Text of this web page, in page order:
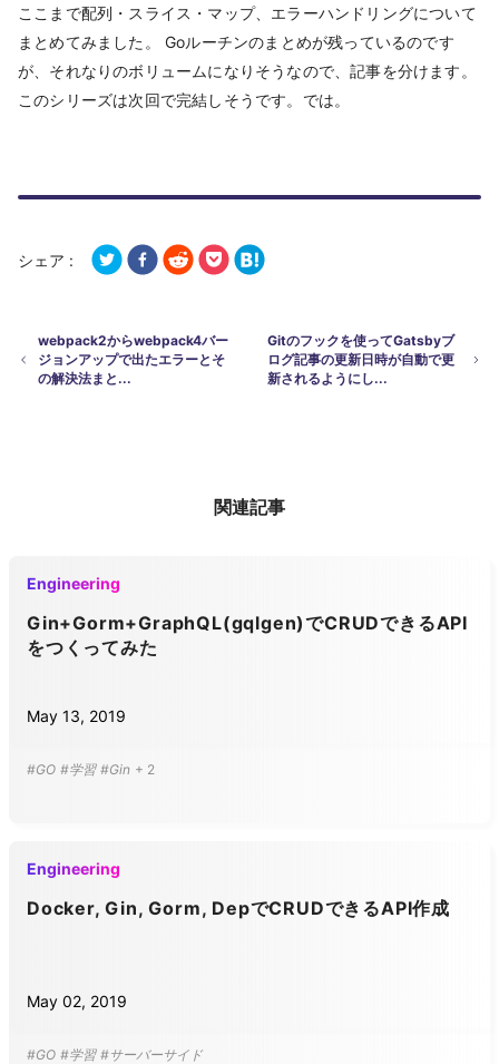
ここまで配列・スライス・マップ、エラーハンドリングについて
まとめてみました。 Goルーチンのまとめが残っているのです
が、それなりのボリュームになりそうなので、記事を分けます。
このシリーズは次回で完結しそうです。では。
シェア :
webpack2からwebpack4バー
ジョンアップで出たエラーとそ
の解決法まと...
Gitのフックを使ってGatsbyブ
ログ記事の更新日時が自動で更
新されるようにし...
関連記事
Engineering
Gin+Gorm+GraphQL(gqlgen)でCRUDできるAPI
をつくってみた
May 13, 2019
#GO #学習 #Gin + 2
Engineering
Docker, Gin, Gorm, DepでCRUDできるAPI作成
May 02, 2019
#GO #学習 #サーバーサイド